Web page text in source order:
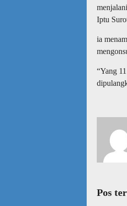
Iptu
ia
“Yang
Pos